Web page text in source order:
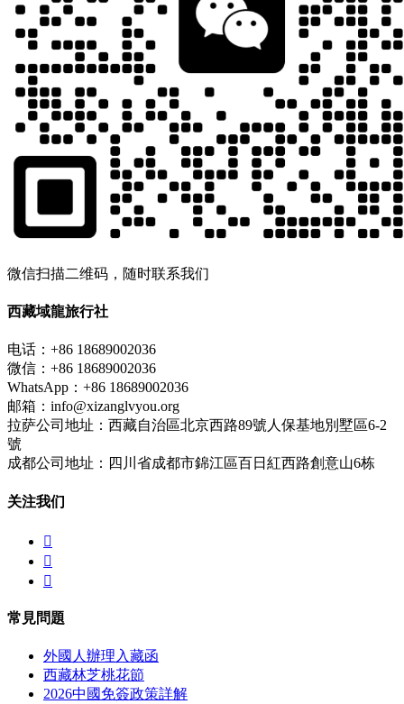
微信扫描二维码，随时联系我们
西藏域龍旅行社
电话：+86 18689002036
微信：+86 18689002036
WhatsApp：+86 18689002036
邮箱：info@xizanglvyou.org
拉萨公司地址：西藏自治區北京西路89號人保基地別墅區6-2
號
成都公司地址：四川省成都市錦江區百日紅西路創意山6栋
关注我们



常見問題
外國人辦理入藏函
西藏林芝桃花節
2026中國免簽政策詳解